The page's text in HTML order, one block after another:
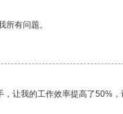
所有问题。
让我的工作效率提高了50%，